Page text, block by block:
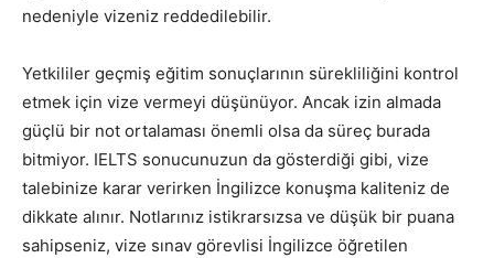
nedeniyle vizeniz reddedilebilir.
Yetkililer geçmiş eğitim sonuçlarının sürekliliğini kontrol
etmek için vize vermeyi düşünüyor. Ancak izin almada
güçlü bir not ortalaması önemli olsa da süreç burada
bitmiyor. IELTS sonucunuzun da gösterdiği gibi, vize
talebinize karar verirken İngilizce konuşma kaliteniz de
dikkate alınır. Notlarınız istikrarsızsa ve düşük bir puana
sahipseniz, vize sınav görevlisi İngilizce öğretilen